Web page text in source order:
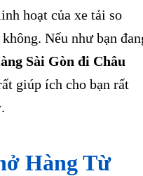
hoạt của xe tải so
Nếu như bạn
Sài Gòn đi Châu
giúp ích cho bạn rất
Hàng Từ